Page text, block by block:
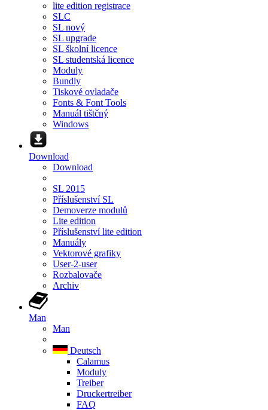
lite edition registrace
SLC
SL nový
SL upgrade
SL školní licence
SL studentská licence
Moduly
Bundly
Tiskové ovladače
Fonts & Font Tools
Manuál tištčný
Windows
Download
Download
SL 2015
Příslušenství SL
Demoverze modulů
Lite edition
Příslušenství lite edition
Manuály
Vektorové grafiky
User-2-user
Rozbalovače
Archiv
Man
Man
Deutsch
Calamus
Moduly
Treiber
Druckertreiber
FAQ